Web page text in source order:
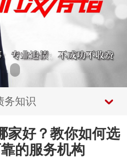
务知识
家好？教你如何选
的服务机构